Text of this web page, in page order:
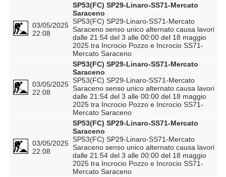
03/05/2025
22:08
SP53(FC) SP29-Linaro-SS71-Mercato
Saraceno
SP53(FC) SP29-Linaro-SS71-Mercato
Saraceno senso unico alternato causa lavori
dalle 21:54 del 3 alle 00:00 del 18 maggio
2025 tra Incrocio Pozzo e Incrocio SS71-
Mercato Saraceno
03/05/2025
22:08
SP53(FC) SP29-Linaro-SS71-Mercato
Saraceno
SP53(FC) SP29-Linaro-SS71-Mercato
Saraceno senso unico alternato causa lavori
dalle 21:54 del 3 alle 00:00 del 18 maggio
2025 tra Incrocio Pozzo e Incrocio SS71-
Mercato Saraceno
03/05/2025
22:08
SP53(FC) SP29-Linaro-SS71-Mercato
Saraceno
SP53(FC) SP29-Linaro-SS71-Mercato
Saraceno senso unico alternato causa lavori
dalle 21:54 del 3 alle 00:00 del 18 maggio
2025 tra Incrocio Pozzo e Incrocio SS71-
Mercato Saraceno